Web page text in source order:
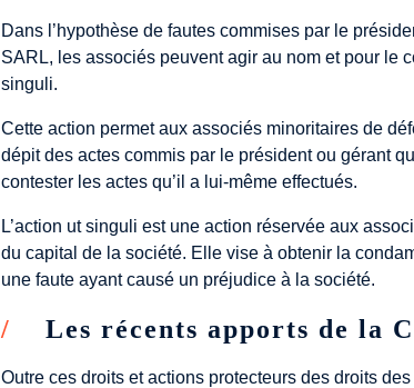
Dans l’hypothèse de fautes commises par le
SARL, les associés peuvent agir au nom et pour le
singuli.
Cette action permet aux associés minoritaires de
dépit des actes commis par le président ou gérant
contester les actes qu’il a lui-même effectués.
L’action ut singuli est une action réservée aux
du capital de la société. Elle vise à obtenir la
une faute ayant causé un préjudice à la société.
Les récents apports de la
Outre ces droits et actions protecteurs des droits